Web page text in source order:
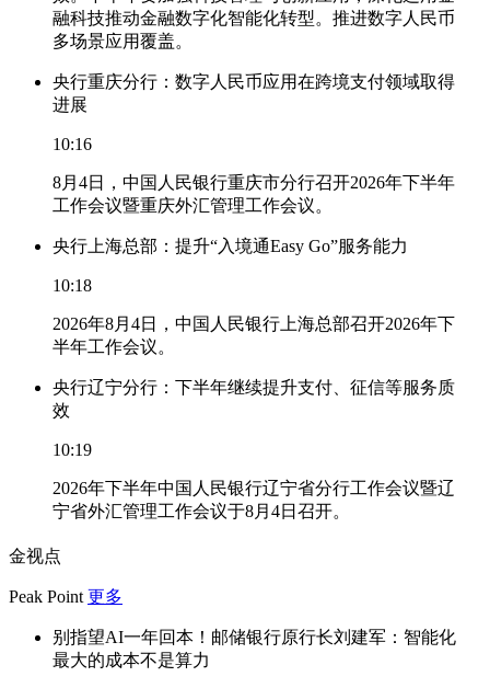
融科技推动金融数字化智能化转型。推进数字人民币
多场景应用覆盖。
央行重庆分行：数字人民币应用在跨境支付领域取得
进展
10:16
8月4日，中国人民银行重庆市分行召开2026年下半年
工作会议暨重庆外汇管理工作会议。
央行上海总部：提升“入境通Easy Go”服务能力
10:18
2026年8月4日，中国人民银行上海总部召开2026年下
半年工作会议。
央行辽宁分行：下半年继续提升支付、征信等服务质
效
10:19
2026年下半年中国人民银行辽宁省分行工作会议暨辽
宁省外汇管理工作会议于8月4日召开。
金视点
Peak Point 更多
别指望AI一年回本！邮储银行原行长刘建军：智能化
最大的成本不是算力